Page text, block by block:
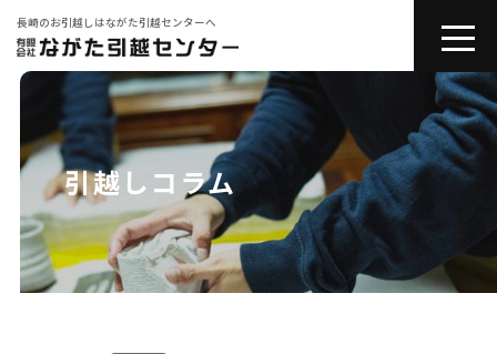
長崎のお引越しはながた引越センターへ
toggle
会社紹介
お引越しサービス
その他サービス
コラム
引越しコラム